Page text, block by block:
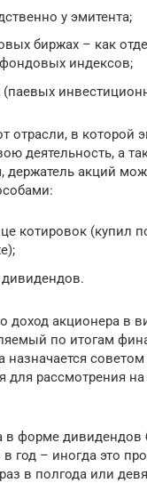
у эмитента;
биржах – как
индексов;
отрасли, в которой
деятельность, а
держатель акций
котировок (купил
доход акционера в
по итогам
назначается
для рассмотрения
в форме дивидендов
в год – иногда это
в полгода или